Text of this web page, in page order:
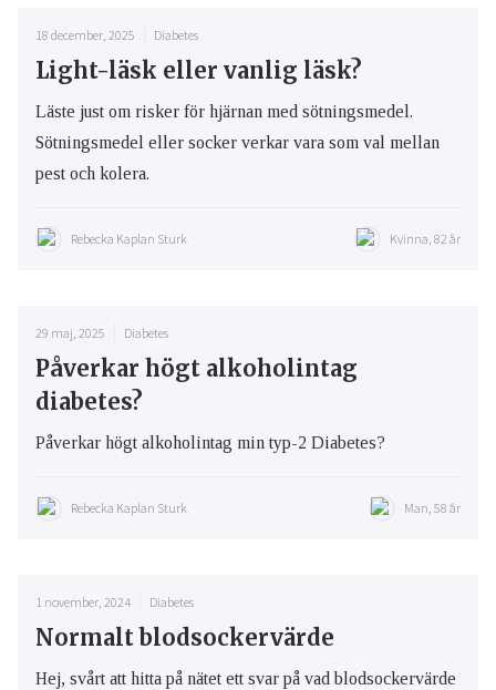
18 december, 2025 Diabetes
Light-läsk eller vanlig läsk?
Läste just om risker för hjärnan med sötningsmedel.
Sötningsmedel eller socker verkar vara som val mellan
pest och kolera.
Rebecka Kaplan Sturk Kvinna, 82 år
29 maj, 2025 Diabetes
Påverkar högt alkoholintag
diabetes?
Påverkar högt alkoholintag min typ-2 Diabetes?
Rebecka Kaplan Sturk Man, 58 år
1 november, 2024 Diabetes
Normalt blodsockervärde
Hej, svårt att hitta på nätet ett svar på vad blodsockervärde